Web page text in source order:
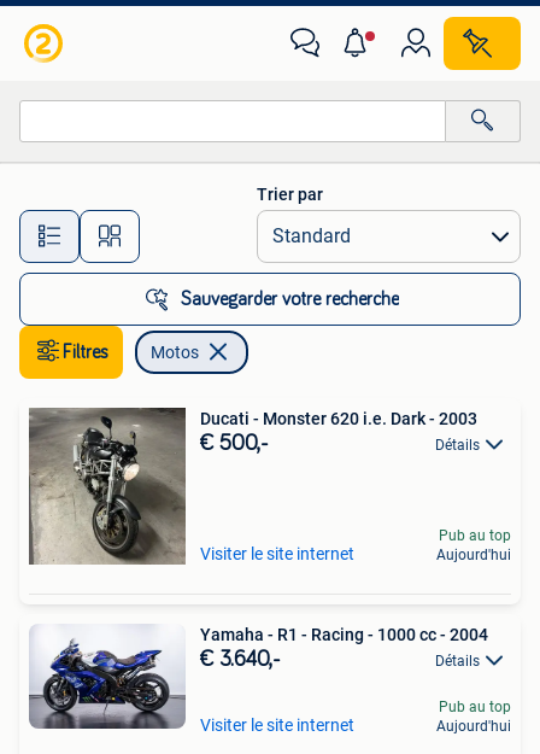
Toutes les distances…
Trier par
Sauvegarder votre recherche
Filtres Motos
Ducati - Monster 620 i.e. Dark - 2003
€ 500,- Détails
Visiter le site internet
Pub au top
Aujourd'hui
Yamaha - R1 - Racing - 1000 cc - 2004
€ 3.640,- Détails
Visiter le site internet
Pub au top
Aujourd'hui